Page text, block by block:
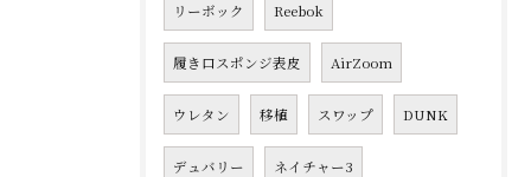
リーボック Reebok
履き口スポンジ表皮 AirZoom
ウレタン 移植 スワップ DUNK
デュバリー ネイチャー3